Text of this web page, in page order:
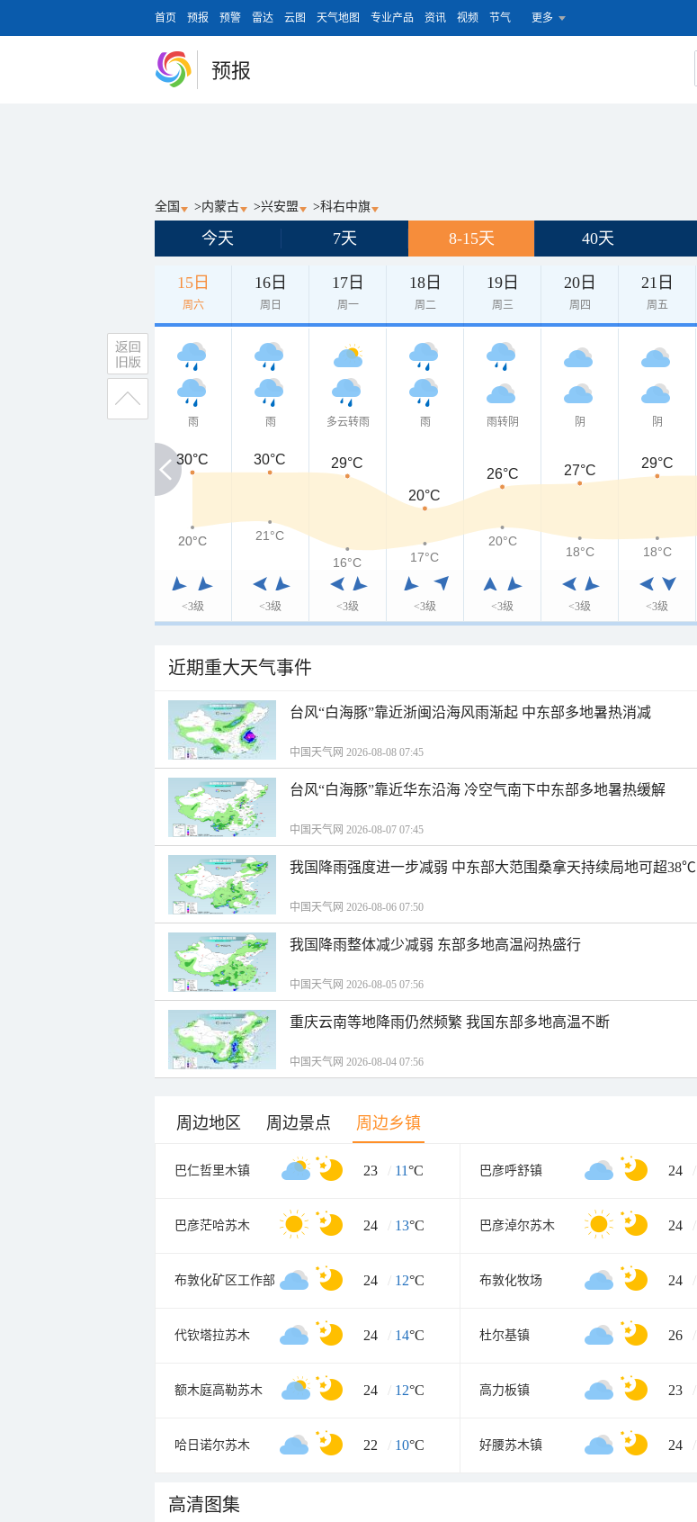
首页 预报 预警 雷达 云图 天气地图 专业产品 资讯 视频 节气 更多
预报
全国 >内蒙古 >兴安盟 >科右中旗
今天 7天 8-15天 40天
15日
周六
16日
周日
17日
周一
18日
周二
19日
周三
20日
周四
21日
周五
雨
<3级
雨
<3级
多云转雨
<3级
雨
<3级
雨转阴
<3级
阴
<3级
阴
<3级
30°C
30°C 30°C 29°C
20°C
26°C 27°C 29°C
20°C
20°C
21°C
16°C
17°C
20°C
18°C 18°C
近期重大天气事件
台风“白海豚”靠近浙闽沿海风雨渐起 中东部多地暑热消减
中国天气网 2026-08-08 07:45
台风“白海豚”靠近华东沿海 冷空气南下中东部多地暑热缓解
中国天气网 2026-08-07 07:45
我国降雨强度进一步减弱 中东部大范围桑拿天持续局地可超38℃
中国天气网 2026-08-06 07:50
我国降雨整体减少减弱 东部多地高温闷热盛行
中国天气网 2026-08-05 07:56
重庆云南等地降雨仍然频繁 我国东部多地高温不断
中国天气网 2026-08-04 07:56
周边地区 周边景点 周边乡镇
巴仁哲里木镇 23 / 11°C 巴彦呼舒镇 24 /
巴彦茫哈苏木 24 / 13°C 巴彦淖尔苏木 24 /
布敦化矿区工作部 24 / 12°C 布敦化牧场 24 /
代钦塔拉苏木 24 / 14°C 杜尔基镇 26 /
额木庭高勒苏木 24 / 12°C 高力板镇 23 /
哈日诺尔苏木 22 / 10°C 好腰苏木镇 24 /
高清图集